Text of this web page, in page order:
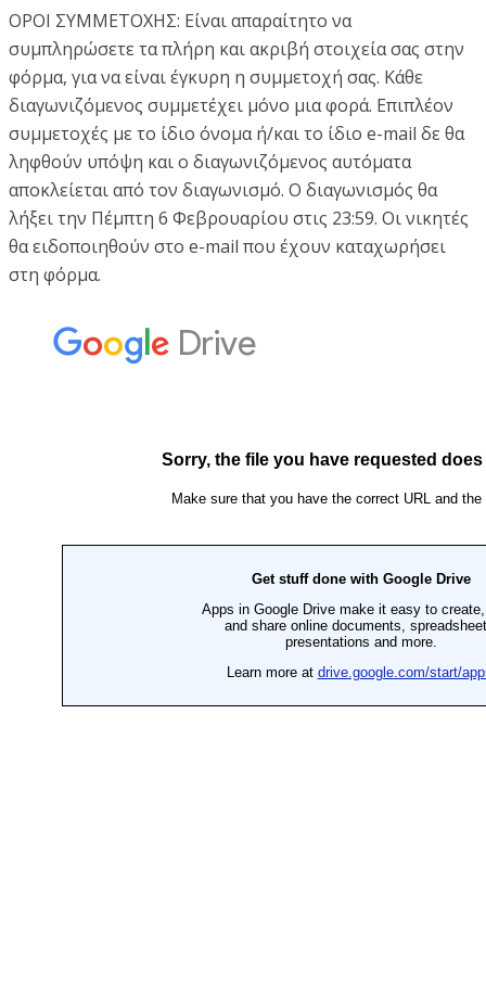
ΟΡΟΙ ΣΥΜΜΕΤΟΧΗΣ: Είναι απαραίτητο να
συμπληρώσετε τα πλήρη και ακριβή στοιχεία σας στην
φόρμα, για να είναι έγκυρη η συμμετοχή σας. Κάθε
διαγωνιζόμενος συμμετέχει μόνο μια φορά. Επιπλέον
συμμετοχές με το ίδιο όνομα ή/και το ίδιο e-mail δε θα
ληφθούν υπόψη και ο διαγωνιζόμενος αυτόματα
αποκλείεται από τον διαγωνισμό. Ο διαγωνισμός θα
λήξει την Πέμπτη 6 Φεβρουαρίου στις 23:59. Οι νικητές
θα ειδοποιηθούν στο e-mail που έχουν καταχωρήσει
στη φόρμα.